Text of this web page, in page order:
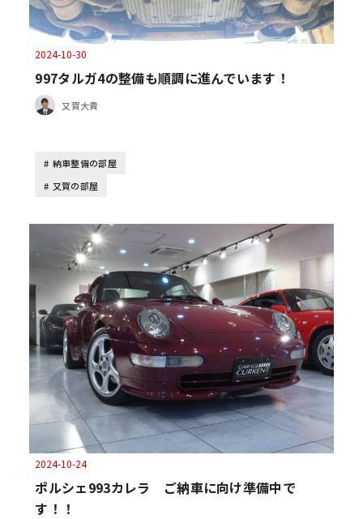
2024-10-30
997タルガ4の整備も順調に進んでいます！
又賀大貴
納車整備の部屋
又賀の部屋
2024-10-24
ポルシェ993カレラ ご納車に向け準備中で
す！！